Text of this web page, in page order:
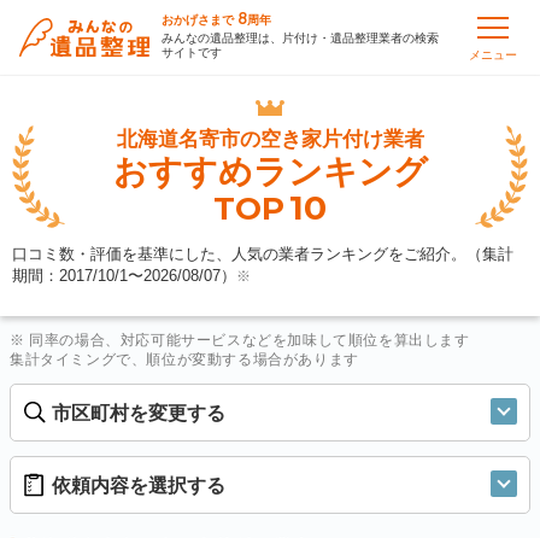
おかげさまで 8周年
みんなの遺品整理は、片付け・遺品整理業者の検索
サイトです
メニュー
北海道名寄市の空き家片付け業者
おすすめランキング
TOP10
口コミ数・評価を基準にした、人気の業者ランキングをご紹介。（集計
期間：2017/10/1〜2026/08/07） ※
※ 同率の場合、対応可能サービスなどを加味して順位を算出します
集計タイミングで、順位が変動する場合があります
市区町村を変更する
依頼内容を選択する